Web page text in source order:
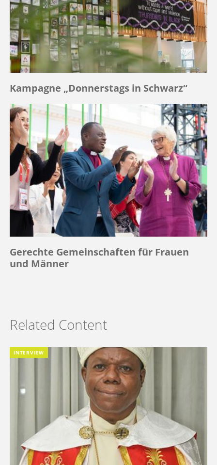
Kampagne „Donnerstags in Schwarz“
Gerechte Gemeinschaften für Frauen
und Männer
Related Content
INTERVIEW